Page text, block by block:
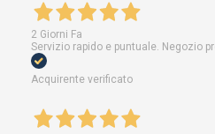
2 Giorni Fa
Servizio rapido e puntuale. Negozio
Acquirente verificato